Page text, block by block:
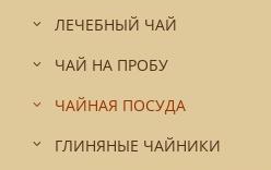
ЛЕЧЕБНЫЙ ЧАЙ
ЧАЙ НА ПРОБУ
ЧАЙНАЯ ПОСУДА
ГЛИНЯНЫЕ ЧАЙНИКИ